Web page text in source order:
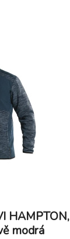
HAMPTON,
modrá